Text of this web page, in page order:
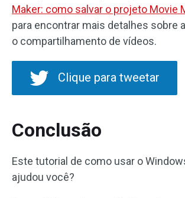
Maker: como salvar o projeto Movie
para encontrar mais detalhes sobre
o compartilhamento de vídeos.
Clique para tweetar
Conclusão
Este tutorial de como usar o
ajudou você?